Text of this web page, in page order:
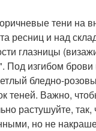
тени на
ресниц и над
глазницы
Под изгибом брови
бледно-
теней. Важно,
растушуйте, так,
но не